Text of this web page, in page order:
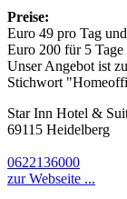
Preise:
Euro 49 pro Tag
Euro 200 für 5
Unser Angebot ist
Stichwort
Star Inn Hotel &
69115 Heidelberg
0622136000
zur Webseite ...